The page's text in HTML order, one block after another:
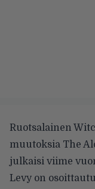
Ruotsalainen
muutoksia The
julkaisi viime
Levy on